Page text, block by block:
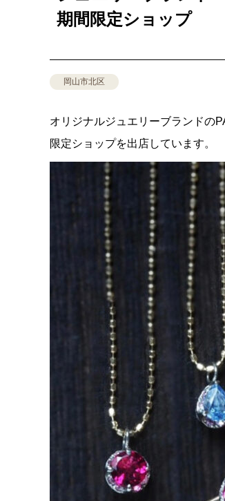
期間限定ショップ
岡山市北区
オリジナルジュエリーブランドの
限定ショップを出店しています。